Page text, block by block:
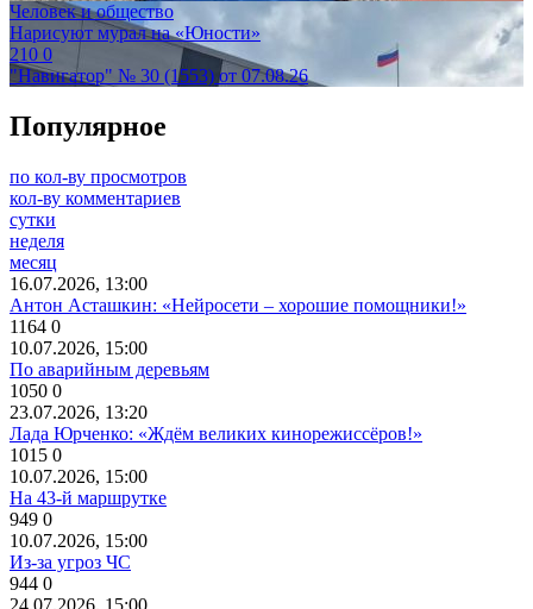
Человек и общество
Нарисуют мурал на «Юности»
210 0
"Навигатор" № 30 (1553) от 07.08.26
Популярное
по кол-ву просмотров
кол-ву комментариев
сутки
неделя
месяц
16.07.2026, 13:00
Антон Асташкин: «Нейросети – хорошие помощники!»
1164 0
10.07.2026, 15:00
По аварийным деревьям
1050 0
23.07.2026, 13:20
Лада Юрченко: «Ждём великих кинорежиссёров!»
1015 0
10.07.2026, 15:00
На 43-й маршрутке
949 0
10.07.2026, 15:00
Из-за угроз ЧС
944 0
24.07.2026, 15:00